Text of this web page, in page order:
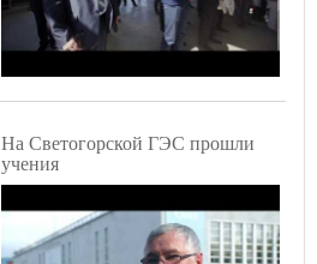
На Светогорской ГЭС прошли
учения